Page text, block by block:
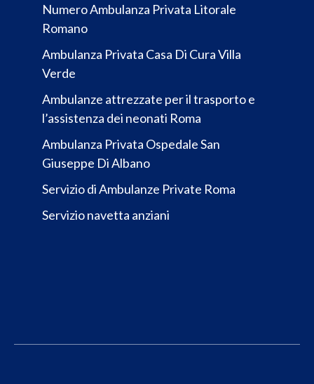
Numero Ambulanza Privata Litorale
Romano
Ambulanza Privata Casa Di Cura Villa
Verde
Ambulanze attrezzate per il trasporto e
l’assistenza dei neonati Roma
Ambulanza Privata Ospedale San
Giuseppe Di Albano
Servizio di Ambulanze Private Roma
Servizio navetta anziani